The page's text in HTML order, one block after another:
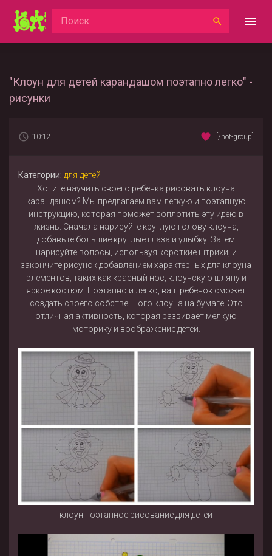
"Клоун для детей карандашом поэтапно легко" -
рисунки
10:12 [/not-group]
Категории: для детей
Хотите научить своего ребенка рисовать клоуна
карандашом? Мы предлагаем вам легкую и поэтапную
инструкцию, которая поможет воплотить эту идею в
жизнь. Сначала нарисуйте круглую голову клоуна,
добавьте большие круглые глаза и улыбку. Затем
нарисуйте волосы, используя короткие штрихи, и
закончите рисунок добавлением характерных для клоуна
элементов, таких как красный нос, клоунскую шляпу и
яркое костюм. Поэтапно и легко, ваш ребенок сможет
создать своего собственного клоуна на бумаге! Это
отличная активность, которая развивает мелкую
моторику и воображение детей.
клоун поэтапное рисование для детей